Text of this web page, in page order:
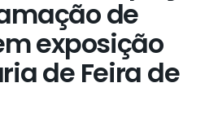
de
exposição
de Feira de